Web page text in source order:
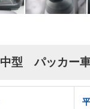
中型 パッカー